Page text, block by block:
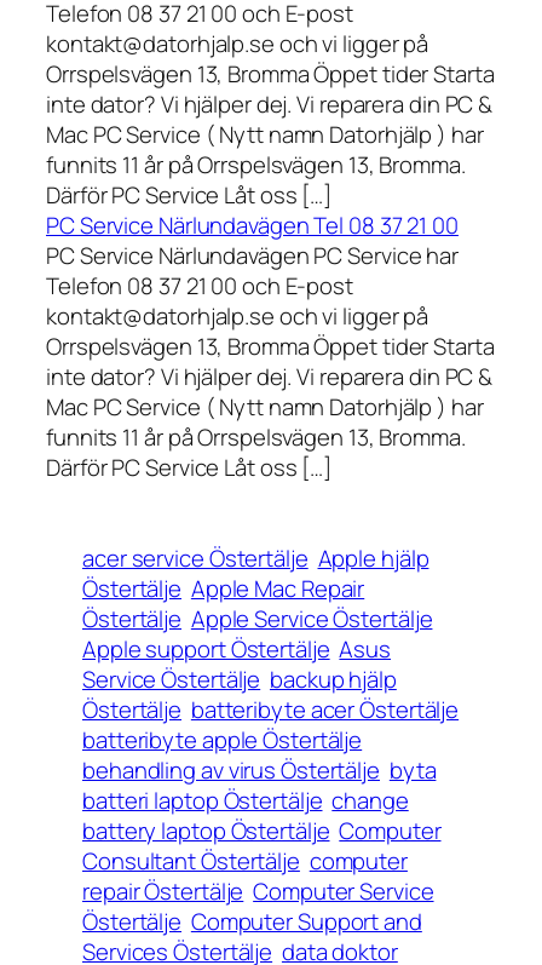
Telefon 08 37 21 00 och E-post
kontakt@datorhjalp.se och vi ligger på
Orrspelsvägen 13, Bromma Öppet tider Starta
inte dator? Vi hjälper dej. Vi reparera din PC &
Mac PC Service ( Nytt namn Datorhjälp ) har
funnits 11 år på Orrspelsvägen 13, Bromma.
Därför PC Service Låt oss […]
PC Service Närlundavägen Tel 08 37 21 00
PC Service Närlundavägen PC Service har
Telefon 08 37 21 00 och E-post
kontakt@datorhjalp.se och vi ligger på
Orrspelsvägen 13, Bromma Öppet tider Starta
inte dator? Vi hjälper dej. Vi reparera din PC &
Mac PC Service ( Nytt namn Datorhjälp ) har
funnits 11 år på Orrspelsvägen 13, Bromma.
Därför PC Service Låt oss […]
acer service Östertälje Apple hjälp
Östertälje Apple Mac Repair
Östertälje Apple Service Östertälje
Apple support Östertälje Asus
Service Östertälje backup hjälp
Östertälje batteribyte acer Östertälje
batteribyte apple Östertälje
behandling av virus Östertälje byta
batteri laptop Östertälje change
battery laptop Östertälje Computer
Consultant Östertälje computer
repair Östertälje Computer Service
Östertälje Computer Support and
Services Östertälje data doktor